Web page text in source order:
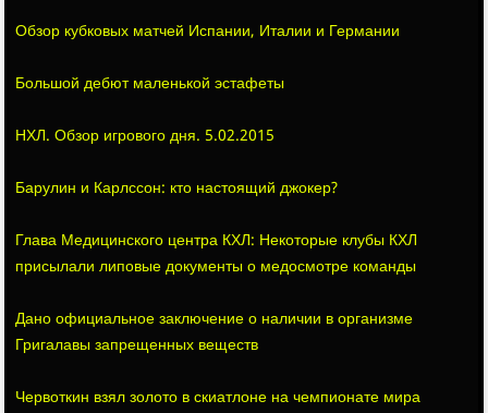
Обзор кубковых матчей Испании, Италии и Германии
Большой дебют маленькой эстафеты
НХЛ. Обзор игрового дня. 5.02.2015
Барулин и Карлссон: кто настоящий джокер?
Глава Медицинского центра КХЛ: Некоторые клубы КХЛ
присылали липовые документы о медосмотре команды
Дано официальное заключение о наличии в организме
Григалавы запрещенных веществ
Червоткин взял золото в скиатлоне на чемпионате мира